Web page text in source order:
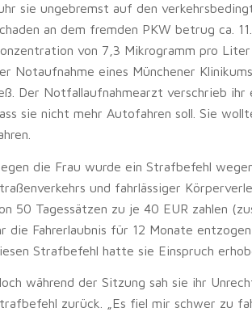
sie ungebremst auf den
an dem fremden PKW betrug ca.
von 7,3 Mikrogramm pro
Notaufnahme eines Münchener
Der Notfallaufnahmearzt verschrieb ihr
sie nicht mehr Autofahren soll. Sie
die Frau wurde ein Strafbefehl
und fahrlässiger
50 Tagessätzen zu je 40 EUR zahlen
die Fahrerlaubnis für 12 Monate
Strafbefehl hatte sie Einspruch
während der Sitzung sah sie ihr
zurück. „Es fiel mir schwer zu